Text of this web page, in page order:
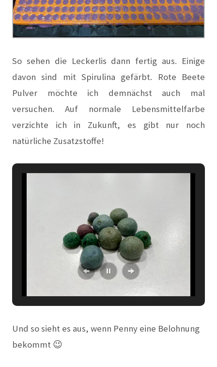
So sehen die Leckerlis dann fertig aus. Einige
davon sind mit Spirulina gefärbt. Rote Beete
Pulver möchte ich demnächst auch mal
versuchen. Auf normale Lebensmittelfarbe
verzichte ich in Zukunft, es gibt nur noch
natürliche Zusatzstoffe!
Und so sieht es aus, wenn Penny eine Belohnung
bekommt 😉